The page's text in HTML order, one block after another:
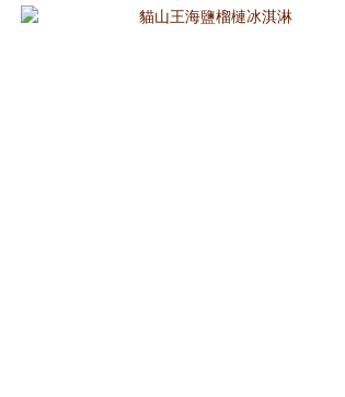
饕家限定，極奢享受！